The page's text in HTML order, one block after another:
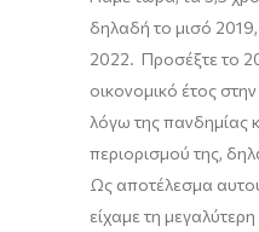
δηλαδή το μισό
2022. Προσέξτε το
οικονομικό έτος
λόγω της πανδημίας
περιορισμού της, δ
Ως αποτέλεσμα
είχαμε τη